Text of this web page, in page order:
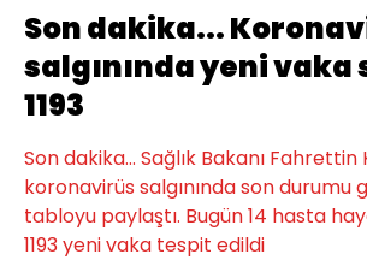
Son dakika...
salgınında yeni vaka
1193
Son dakika... Sağlık Bakanı Fahrettin
koronavirüs salgınında son durumu
tabloyu paylaştı. Bugün 14 hasta
1193 yeni vaka tespit edildi